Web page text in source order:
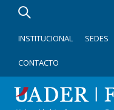
INSTITUCIONAL SEDES
CONTACTO